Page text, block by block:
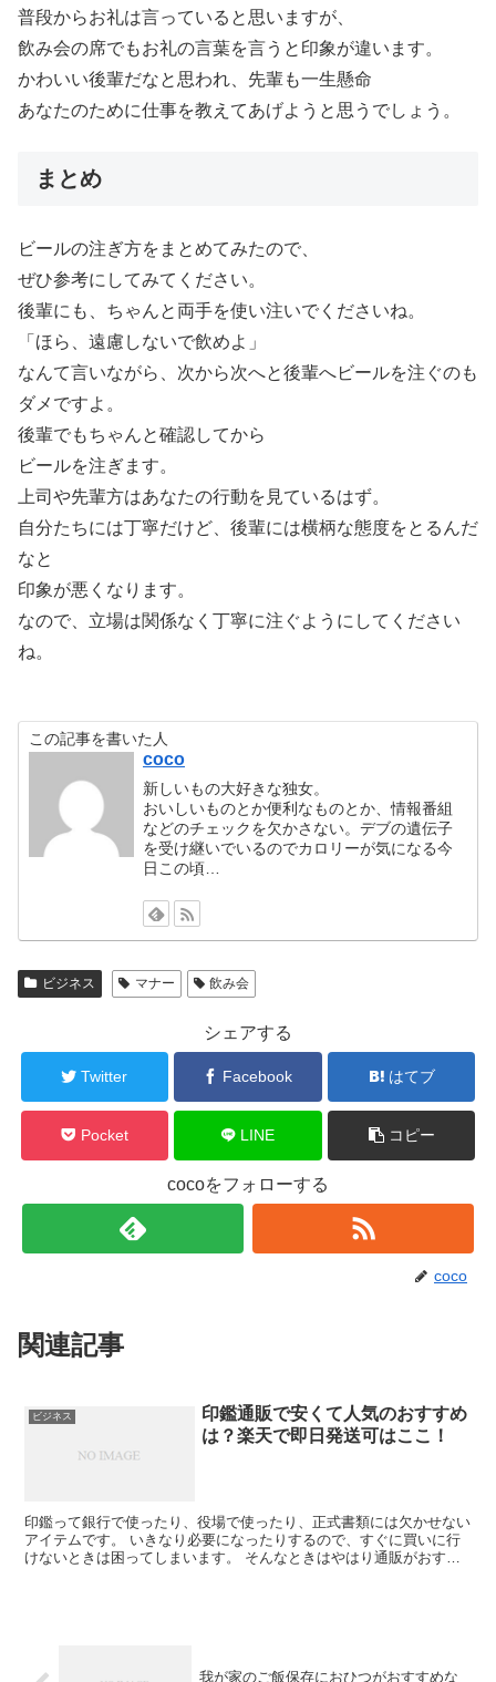
普段からお礼は言っていると思いますが、
飲み会の席でもお礼の言葉を言うと印象が違います。
かわいい後輩だなと思われ、先輩も一生懸命
あなたのために仕事を教えてあげようと思うでしょう。
まとめ
ビールの注ぎ方をまとめてみたので、
ぜひ参考にしてみてください。
後輩にも、ちゃんと両手を使い注いでくださいね。
「ほら、遠慮しないで飲めよ」
なんて言いながら、次から次へと後輩へビールを注ぐのも
ダメですよ。
後輩でもちゃんと確認してから
ビールを注ぎます。
上司や先輩方はあなたの行動を見ているはず。
自分たちには丁寧だけど、後輩には横柄な態度をとるんだ
なと
印象が悪くなります。
なので、立場は関係なく丁寧に注ぐようにしてください
ね。
この記事を書いた人
coco
新しいもの大好きな独女。
おいしいものとか便利なものとか、情報番組
などのチェックを欠かさない。デブの遺伝子
を受け継いでいるのでカロリーが気になる今
日この頃…
ビジネス マナー 飲み会
シェアする
Twitter Facebook はてブ
Pocket LINE コピー
cocoをフォローする
coco
関連記事
ビジネス
印鑑通販で安くて人気のおすすめ
は？楽天で即日発送可はここ！
印鑑って銀行で使ったり、役場で使ったり、正式書類には欠かせない
アイテムです。 いきなり必要になったりするので、すぐに買いに行
けないときは困ってしまいます。 そんなときはやはり通販がおすす
我が家のご飯保存におひつがおすすめな